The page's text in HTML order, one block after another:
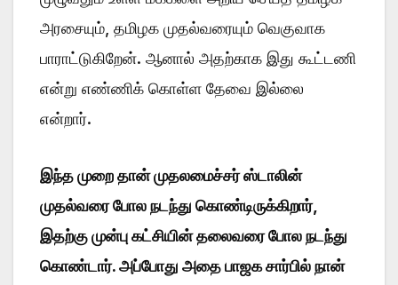
அரசையும், தமிழக முதல்வரையும் வெகுவாக
பாராட்டுகிறேன். ஆனால் அதற்காக இது கூட்டணி
என்று எண்ணிக் கொள்ள தேவை இல்லை
என்றார்.
இந்த முறை தான் முதலமைச்சர் ஸ்டாலின்
முதல்வரை போல நடந்து கொண்டிருக்கிறார்,
இதற்கு முன்பு கட்சியின் தலைவரை போல நடந்து
கொண்டார். அப்போது அதை பாஜக சார்பில் நான்